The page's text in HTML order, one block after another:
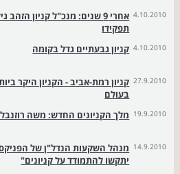
4.10.2010
אחרי 9 שנים: מנכ"ל קניון
תפקידו
4.10.2010 קניון גבעתיים גדל בקומה
27.9.2010
בעולם
19.9.2010 מלך הקניונים החדש: משה
14.9.2010 מנהל השקעות הנדל"ן של
יתקשו להתמודד על קניונים"